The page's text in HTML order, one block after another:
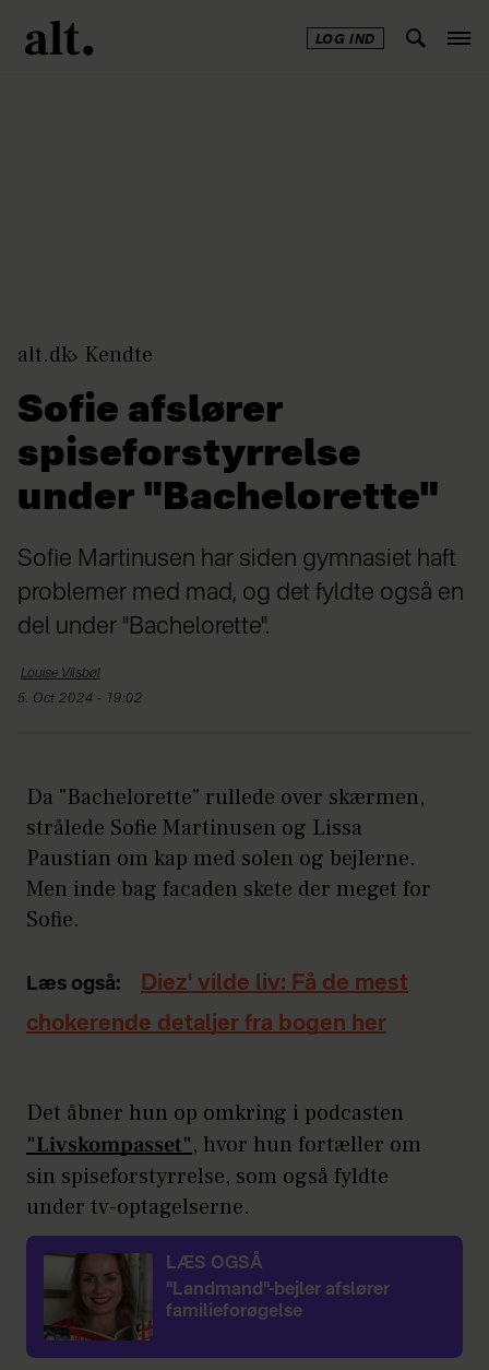
LOG IND
alt.dk Kendte
Sofie afslører
spiseforstyrrelse
under "Bachelorette"
Sofie Martinusen har siden gymnasiet haft
problemer med mad, og det fyldte også en
del under "Bachelorette".
Louise Vilsbøl
5. Oct 2024 - 19:02
Da "Bachelorette" rullede over skærmen,
strålede Sofie Martinusen og Lissa
Paustian om kap med solen og bejlerne.
Men inde bag facaden skete der meget for
Sofie.
Læs også:
Diez' vilde liv: Få de mest
chokerende detaljer fra bogen her
Det åbner hun op omkring i podcasten
"Livskompasset", hvor hun fortæller om
sin spiseforstyrrelse, som også fyldte
under tv-optagelserne.
LÆS OGSÅ
"Landmand"-bejler afslører
familieforøgelse